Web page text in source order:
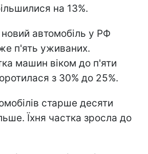
на 13%.
автомобіль у РФ
п'ять уживаних.
машин віком до п'яти
з 30% до 25%.
старше десяти
Їхня частка зросла до